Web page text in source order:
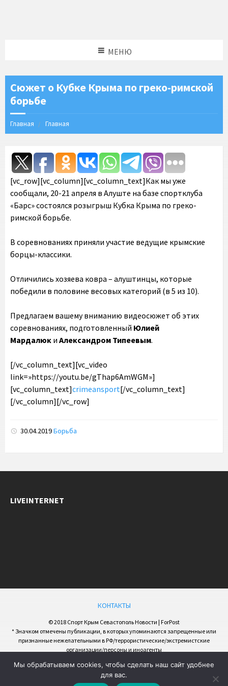
МЕНЮ
Сюжет о Кубке Крыма по греко-римской
борьбе
Главная Главная
[vc_row][vc_column][vc_column_text]Как мы уже
сообщали, 20-21 апреля в Алуште на базе спортклуба
«Барс» состоялся розыгрыш Кубка Крыма по греко-
римской борьбе.
В соревнованиях приняли участие ведущие крымские
борцы-классики.
Отличились хозяева ковра – алуштинцы, которые
победили в половине весовых категорий (в 5 из 10).
Предлагаем вашему вниманию видеосюжет об этих
соревнованиях, подготовленный Юлией
Мардалюк и Александром Типеевым.
[/vc_column_text][vc_video
link=»https://youtu.be/gThap6AmWGM»]
[vc_column_text]crimeansport[/vc_column_text]
[/vc_column][/vc_row]
30.04.2019Борьба
LIVEINTERNET
КОНТАКТЫ
© 2018 Спорт Крым Севастополь Новости | ForPost
* Значком отмечены публикации, в которых упоминаются запрещенные или
признанные нежелательными в РФ/террористические/экстремистские
организации/персоны и иноагенты
Мы обрабатываем cookies, чтобы сделать наш сайт удобнее
для вас.